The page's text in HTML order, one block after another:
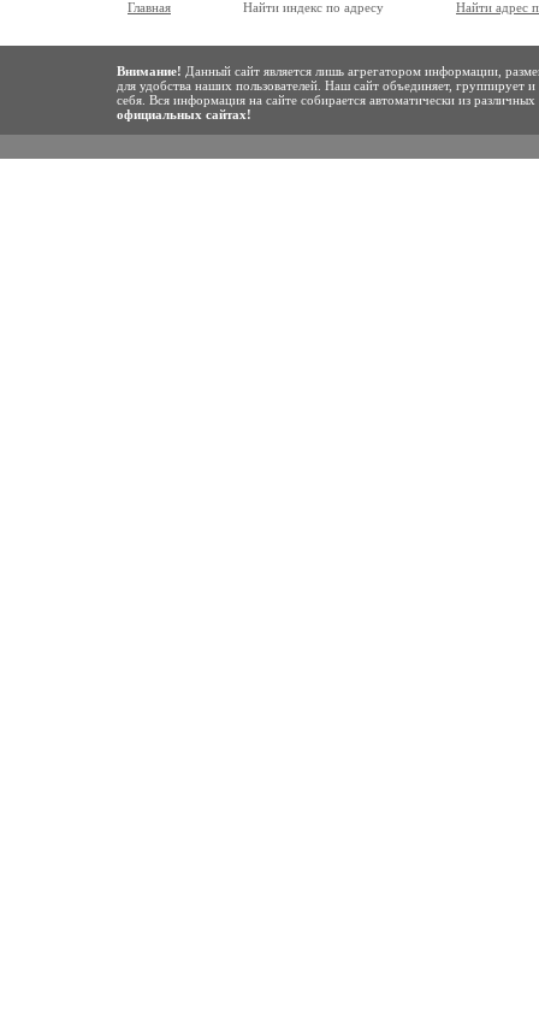
Главная Найти индекс по адресу Найти адрес
Внимание! Данный сайт является лишь агрегатором информации,
для удобства наших пользователей. Наш сайт объединяет,
себя. Вся информация на сайте собирается автоматически из
официальных сайтах!